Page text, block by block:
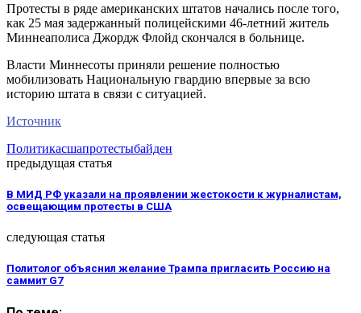
Протесты в ряде американских штатов начались после того,
как 25 мая задержанный полицейскими 46-летний житель
Миннеаполиса Джордж Флойд скончался в больнице.
Власти Миннесоты приняли решение полностью
мобилизовать Национальную гвардию впервые за всю
историю штата в связи с ситуацией.
Источник
Политикасшапротестыбайден
предыдущая статья
В МИД РФ указали на проявлении жестокости к журналистам,
освещающим протесты в США
следующая статья
Политолог объяснил желание Трампа пригласить Россию на
саммит G7